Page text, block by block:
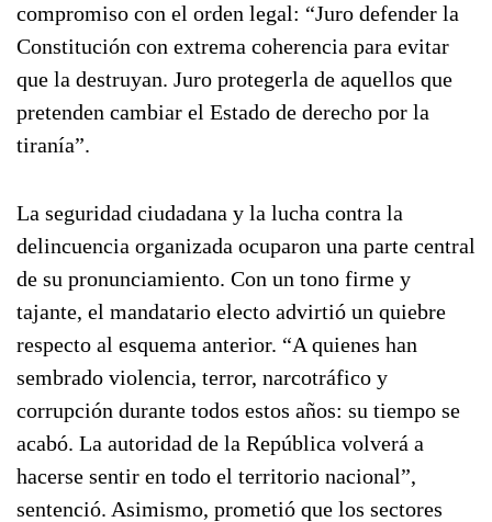
compromiso con el orden legal: “Juro defender la
Constitución con extrema coherencia para evitar
que la destruyan. Juro protegerla de aquellos que
pretenden cambiar el Estado de derecho por la
tiranía”.
La seguridad ciudadana y la lucha contra la
delincuencia organizada ocuparon una parte central
de su pronunciamiento. Con un tono firme y
tajante, el mandatario electo advirtió un quiebre
respecto al esquema anterior. “A quienes han
sembrado violencia, terror, narcotráfico y
corrupción durante todos estos años: su tiempo se
acabó. La autoridad de la República volverá a
hacerse sentir en todo el territorio nacional”,
sentenció. Asimismo, prometió que los sectores